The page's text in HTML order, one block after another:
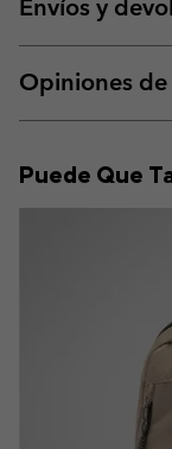
Envíos y
Opiniones de
Puede Que